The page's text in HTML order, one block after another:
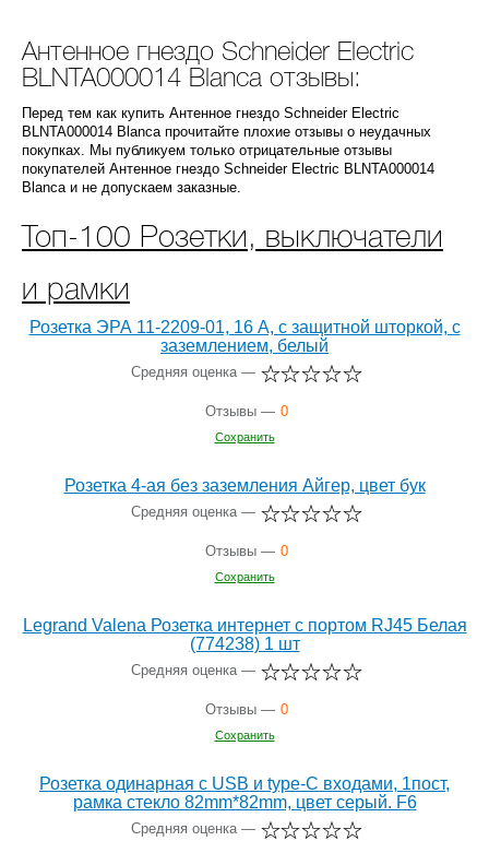
Антенное гнездо Schneider Electric
BLNTA000014 Blanca отзывы:
Перед тем как купить Антенное гнездо Schneider Electric
BLNTA000014 Blanca прочитайте плохие отзывы о неудачных
покупках. Мы публикуем только отрицательные отзывы
покупателей Антенное гнездо Schneider Electric BLNTA000014
Blanca и не допускаем заказные.
Топ-100 Розетки, выключатели
и рамки
Розетка ЭРА 11-2209-01, 16 А, с защитной шторкой, с
заземлением, белый
Средняя оценка —
Отзывы — 0
Сохранить
Розетка 4-ая без заземления Айгер, цвет бук
Средняя оценка —
Отзывы — 0
Сохранить
Legrand Valena Розетка интернет c портом RJ45 Белая
(774238) 1 шт
Средняя оценка —
Отзывы — 0
Сохранить
Розетка одинарная с USB и type-C входами, 1пост,
рамка стекло 82mm*82mm, цвет серый. F6
Средняя оценка —